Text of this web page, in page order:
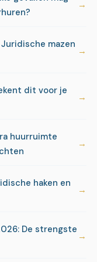
mazen
dit voor je
huurruimte
haken en
De strengste